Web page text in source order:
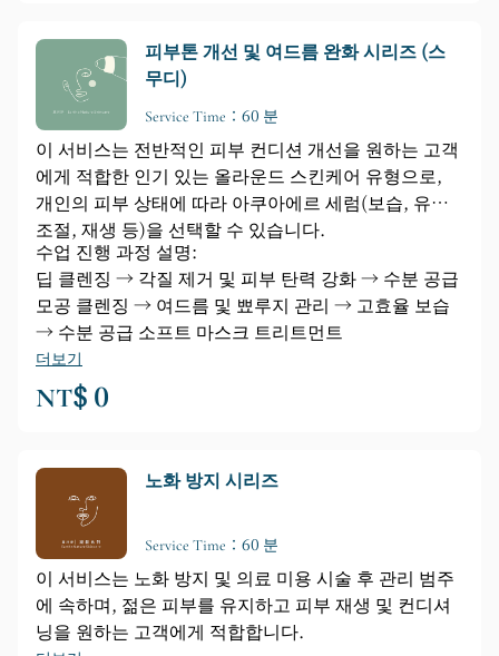
피부톤 개선 및 여드름 완화 시리즈 (스
무디)
Service Time：60 분
이 서비스는 전반적인 피부 컨디션 개선을 원하는 고객
에게 적합한 인기 있는 올라운드 스킨케어 유형으로,
개인의 피부 상태에 따라 아쿠아에르 세럼(보습, 유분
조절, 재생 등)을 선택할 수 있습니다.
수업 진행 과정 설명:
딥 클렌징 → 각질 제거 및 피부 탄력 강화 → 수분 공급
모공 클렌징 → 여드름 및 뾰루지 관리 → 고효율 보습
→ 수분 공급 소프트 마스크 트리트먼트
더보기
NT$ 0
노화 방지 시리즈
Service Time：60 분
이 서비스는 노화 방지 및 의료 미용 시술 후 관리 범주
에 속하며, 젊은 피부를 유지하고 피부 재생 및 컨디셔
닝을 원하는 고객에게 적합합니다.